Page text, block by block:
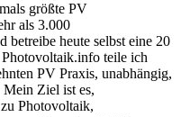
größte PV
als 3.000
betreibe heute selbst eine 20
teile ich
PV Praxis, unabhängig,
Ziel ist es,
Photovoltaik,